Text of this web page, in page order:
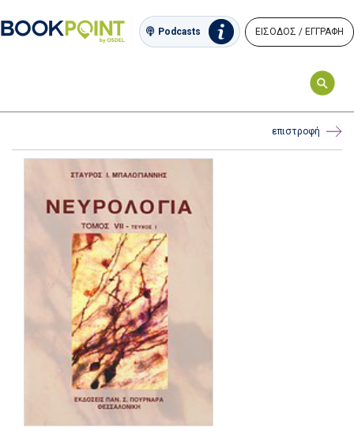
Podcasts ΕΙΣΟΔΟΣ / ΕΓΓΡΑΦΗ
επιστροφή